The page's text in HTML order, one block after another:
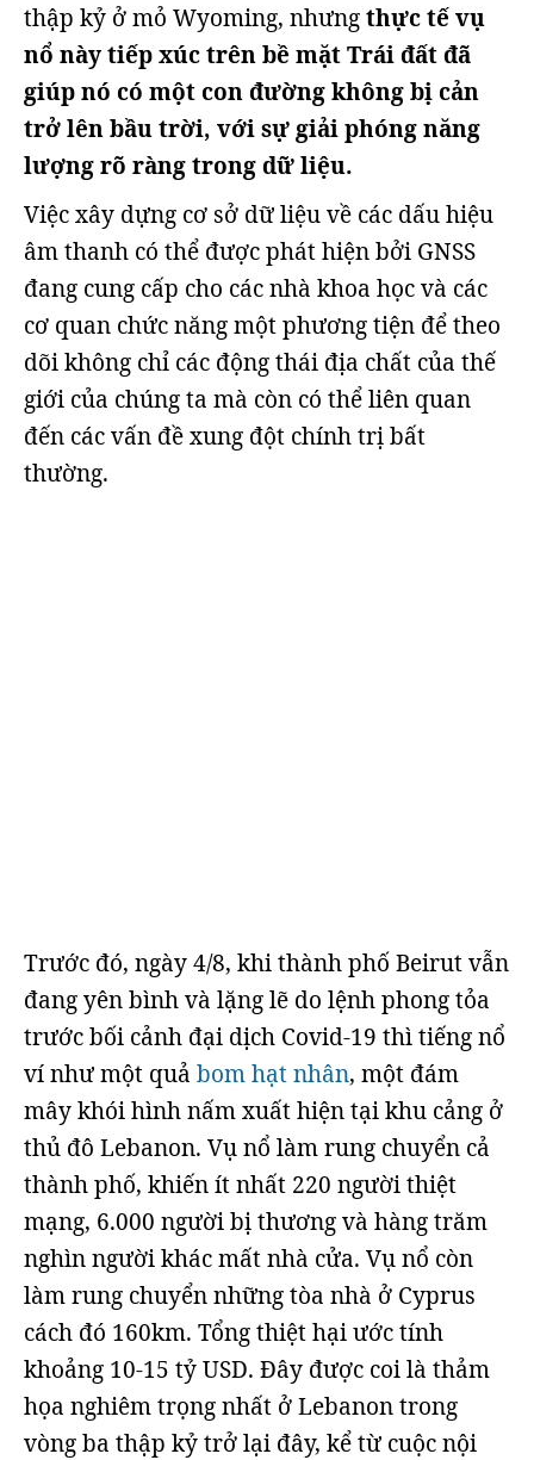
thập kỷ ở mỏ Wyoming, nhưngthực tế vụ
nổ này tiếp xúc trên bề mặt Trái đất đã
giúp nó có một con đường không bị cản
trở lên bầu trời, với sự giải phóng năng
lượng rõ ràng trong dữ liệu.
Việc xây dựng cơ sở dữ liệu về các dấu hiệu
âm thanh có thể được phát hiện bởi GNSS
đang cung cấp cho các nhà khoa học và các
cơ quan chức năng một phương tiện để theo
dõi không chỉ các động thái địa chất của thế
giới của chúng ta mà còn có thể liên quan
đến các vấn đề xung đột chính trị bất
thường.
Trước đó, ngày 4/8, khi thành phố Beirut vẫn
đang yên bình và lặng lẽ do lệnh phong tỏa
trước bối cảnh đại dịch Covid-19 thì tiếng nổ
ví như một quả bom hạt nhân, một đám
mây khói hình nấm xuất hiện tại khu cảng ở
thủ đô Lebanon. Vụ nổ làm rung chuyển cả
thành phố, khiến ít nhất 220 người thiệt
mạng, 6.000 người bị thương và hàng trăm
nghìn người khác mất nhà cửa. Vụ nổ còn
làm rung chuyển những tòa nhà ở Cyprus
cách đó 160km. Tổng thiệt hại ước tính
khoảng 10-15 tỷ USD. Đây được coi là thảm
họa nghiêm trọng nhất ở Lebanon trong
vòng ba thập kỷ trở lại đây, kể từ cuộc nội